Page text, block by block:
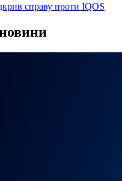
справу проти IQOS